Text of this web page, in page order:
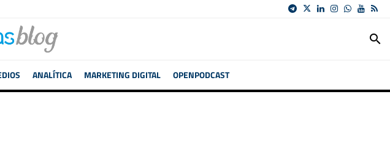
search
ANALÍTICA MARKETING DIGITAL OPENPODCAST